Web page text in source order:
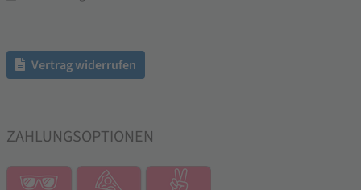
Vertrag widerrufen
ZAHLUNGSOPTIONEN